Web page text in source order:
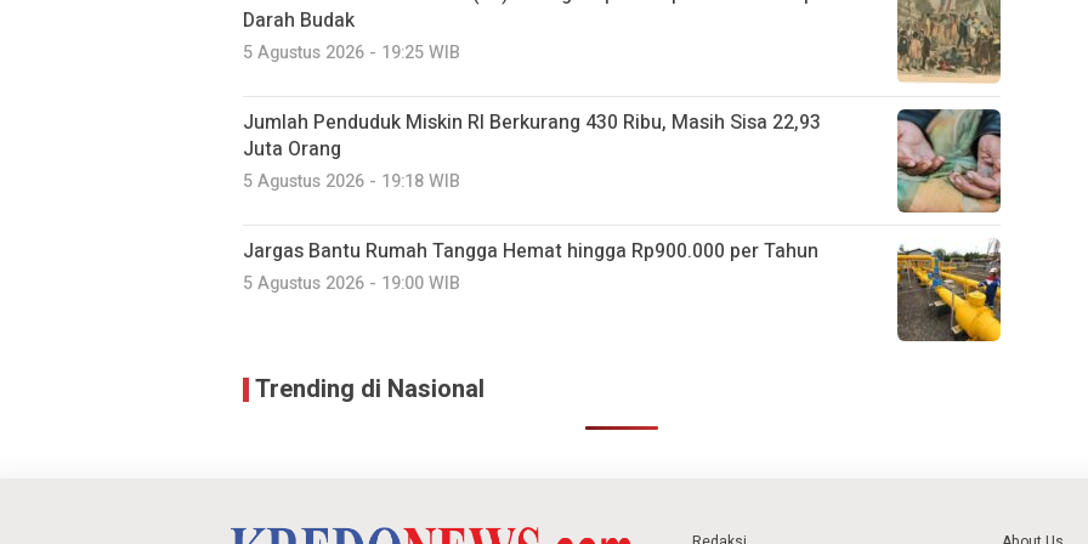
Darah Budak
5 Agustus 2026 - 19:25 WIB
Jumlah Penduduk Miskin RI Berkurang 430 Ribu, Masih Sisa 22,93
Juta Orang
5 Agustus 2026 - 19:18 WIB
Jargas Bantu Rumah Tangga Hemat hingga Rp900.000 per Tahun
5 Agustus 2026 - 19:00 WIB
Trending di Nasional